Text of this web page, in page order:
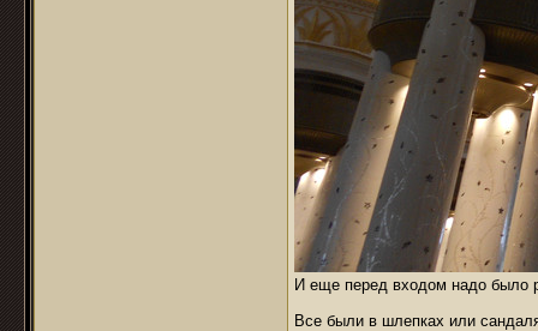
И еще перед входом надо было
Все были в шлепках или